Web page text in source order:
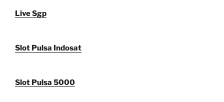
Live Sgp
Slot Pulsa Indosat
Slot Pulsa 5000